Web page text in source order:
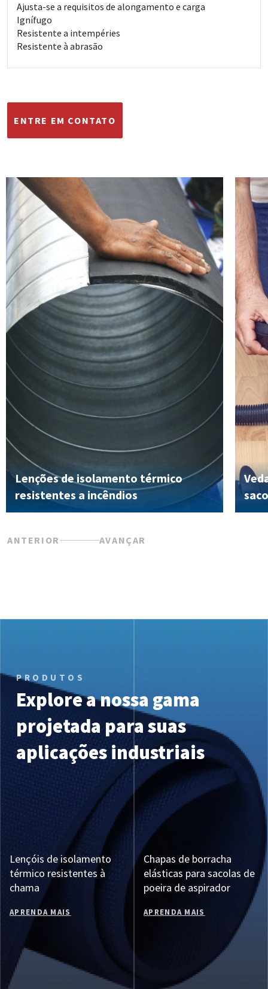
Ajusta-se a requisitos de alongamento e carga
Ignífugo
Resistente a intempéries
Resistente à abrasão
ENTRE EM CONTATO
Lenções de isolamento térmico
resistentes a incêndios
ANTERIOR AVANÇAR
PRODUTOS
Explore a nossa gama
projetada para suas
aplicações industriais
Lençóis de isolamento
térmico resistentes à
chama
APRENDA MAIS
Chapas de borracha
elásticas para sacolas de
poeira de aspirador
APRENDA MAIS